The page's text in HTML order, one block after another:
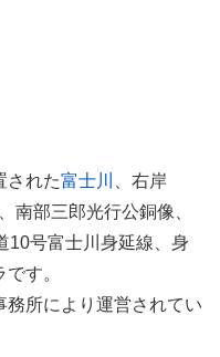
された富士川
、右岸
南部三郎光行公銅像、
10号富士川身延線、身
す。
務所により運営されてい